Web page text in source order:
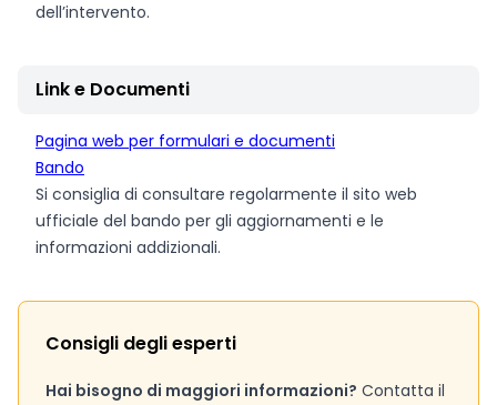
dell’intervento.
Link e Documenti
Pagina web per formulari e documenti
Bando
Si consiglia di consultare regolarmente il sito web
ufficiale del bando per gli aggiornamenti e le
informazioni addizionali.
Consigli degli esperti
Hai bisogno di maggiori informazioni? Contatta il